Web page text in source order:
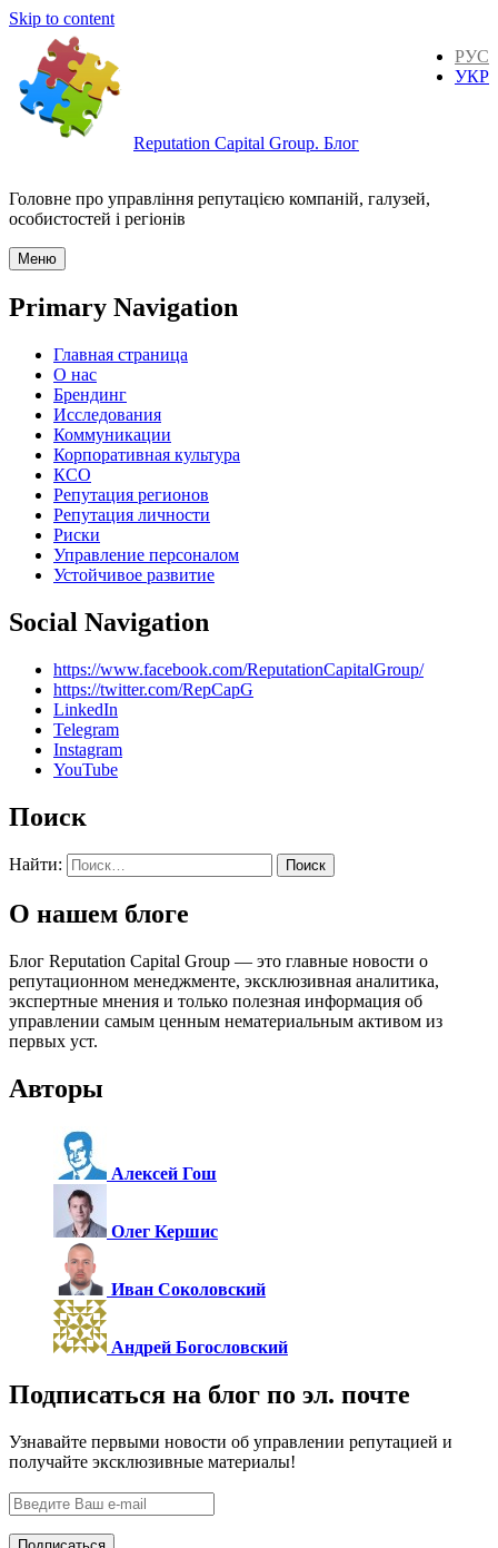
Skip to content
Reputation Capital Group. Блог
РУС
УКР
Головне про управління репутацією компаній, галузей,
особистостей і регіонів
Меню
Primary Navigation
Главная страница
О нас
Брендинг
Исследования
Коммуникации
Корпоративная культура
КСО
Репутация регионов
Репутация личности
Риски
Управление персоналом
Устойчивое развитие
Social Navigation
https://www.facebook.com/ReputationCapitalGroup/
https://twitter.com/RepCapG
LinkedIn
Telegram
Instagram
YouTube
Поиск
Найти:
О нашем блоге
Блог Reputation Capital Group — это главные новости о
репутационном менеджменте, эксклюзивная аналитика,
экспертные мнения и только полезная информация об
управлении самым ценным нематериальным активом из
первых уст.
Авторы
Алексей Гош
Олег Кершис
Иван Соколовский
Андрей Богословский
Подписаться на блог по эл. почте
Узнавайте первыми новости об управлении репутацией и
получайте эксклюзивные материалы!